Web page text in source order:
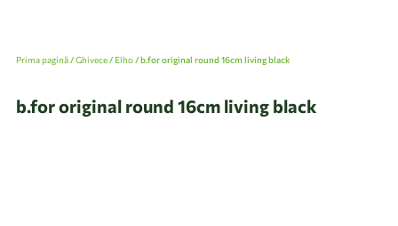
Prima pagină/Ghivece/ Elho/ b.for original round 16cm living black
b.for original round 16cm living black